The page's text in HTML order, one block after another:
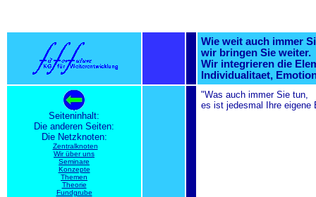
Wie weit auch immer
wir bringen Sie weiter.
Wir integrieren die
Individualitaet,
Seiteninhalt:
Die anderen Seiten:
Die Netzknoten:
Zentralknoten
Wir über uns
Seminare
Konzepte
Themen
Theorie
Fundgrube
"Was auch immer Sie tun,
es ist jedesmal Ihre